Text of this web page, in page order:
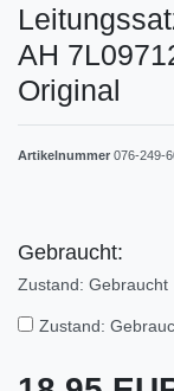
AH
Original
Artikelnummer 076-249-
Gebraucht:
Zustand: Gebraucht
Zustand: